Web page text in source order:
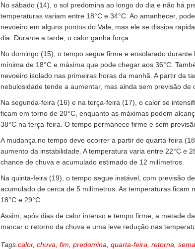
No sábado (14), o sol predomina ao longo do dia e não há
temperaturas variam entre 18°C e 34°C. Ao amanhecer,
nevoeiro em alguns pontos do Vale, mas ele se dissipa
dia. Durante a tarde, o calor ganha força.
No domingo (15), o tempo segue firme e ensolarado durante
mínima de 18°C e máxima que pode chegar aos 36°C.
nevoeiro isolado nas primeiras horas da manhã. A partir da
nebulosidade tende a aumentar, mas ainda sem previsão de
Na segunda-feira (16) e na terça-feira (17), o calor se
ficam em torno de 20°C, enquanto as máximas podem
38°C na terça-feira. O tempo permanece firme e sem
A mudança no tempo deve ocorrer a partir de quarta-feira
aumento da instabilidade. A temperatura varia entre 22°C e
chance de chuva e acumulado estimado de 12 milímetros.
Na quinta-feira (19), o tempo segue instável, com previsão
acumulado de cerca de 5 milímetros. As temperaturas ficam
18°C e 29°C.
Assim, após dias de calor intenso e tempo firme, a metade
marcar o retorno da chuva e uma leve redução nas
Tags:calor, chuva fim predomina quarta-feira retorna